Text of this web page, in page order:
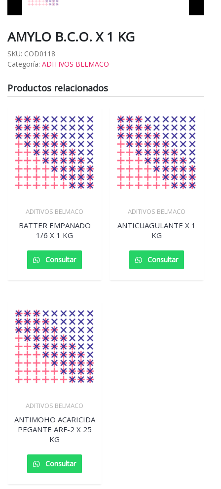
AMYLO B.C.O. X 1 KG
SKU: COD0118
Categoría: ADITIVOS BELMACO
Productos relacionados
ADITIVOS BELMACO
BATTER EMPANADO
1/6 X 1 KG
Consultar
ADITIVOS BELMACO
ANTICUAGULANTE X 1
KG
Consultar
ADITIVOS BELMACO
ANTIMOHO ACARICIDA
PEGANTE ARF-2 X 25
KG
Consultar